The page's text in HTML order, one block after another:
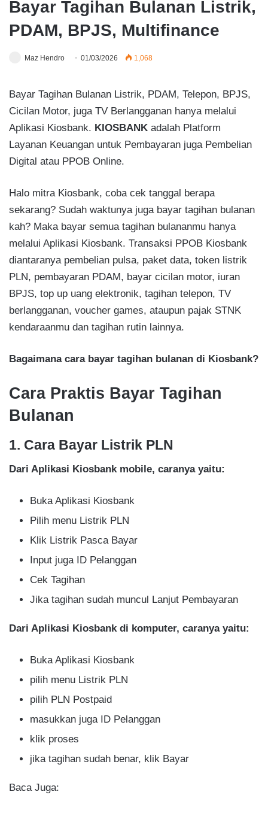
Bayar Tagihan Bulanan Listrik,
PDAM, BPJS, Multifinance
Maz Hendro 01/03/2026 1,068
Bayar Tagihan Bulanan Listrik, PDAM, Telepon, BPJS,
Cicilan Motor, juga TV Berlangganan hanya melalui
Aplikasi Kiosbank. KIOSBANK adalah Platform
Layanan Keuangan untuk Pembayaran juga Pembelian
Digital atau PPOB Online.
Halo mitra Kiosbank, coba cek tanggal berapa
sekarang? Sudah waktunya juga bayar tagihan bulanan
kah? Maka bayar semua tagihan bulananmu hanya
melalui Aplikasi Kiosbank. Transaksi PPOB Kiosbank
diantaranya pembelian pulsa, paket data, token listrik
PLN, pembayaran PDAM, bayar cicilan motor, iuran
BPJS, top up uang elektronik, tagihan telepon, TV
berlangganan, voucher games, ataupun pajak STNK
kendaraanmu dan tagihan rutin lainnya.
Bagaimana cara bayar tagihan bulanan di Kiosbank?
Cara Praktis Bayar Tagihan
Bulanan
1. Cara Bayar Listrik PLN
Dari Aplikasi Kiosbank mobile, caranya yaitu:
Buka Aplikasi Kiosbank
Pilih menu Listrik PLN
Klik Listrik Pasca Bayar
Input juga ID Pelanggan
Cek Tagihan
Jika tagihan sudah muncul Lanjut Pembayaran
Dari Aplikasi Kiosbank di komputer, caranya yaitu:
Buka Aplikasi Kiosbank
pilih menu Listrik PLN
pilih PLN Postpaid
masukkan juga ID Pelanggan
klik proses
jika tagihan sudah benar, klik Bayar
Baca Juga: